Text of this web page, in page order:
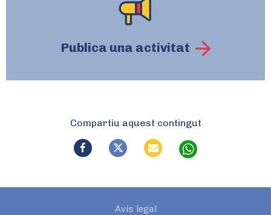
Publica una activitat
Compartiu aquest contingut
Avís legal